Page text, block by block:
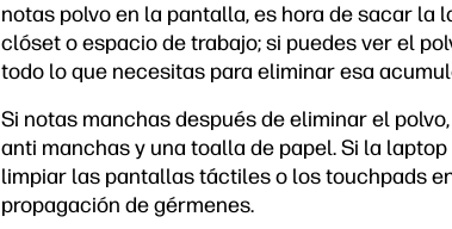
notas polvo en la pantalla, es hora de sacar la
clóset o espacio de trabajo; si puedes ver el
todo lo que necesitas para eliminar esa
Si notas manchas después de eliminar el
anti manchas y una toalla de papel. Si la
limpiar las pantallas táctiles o los touchpads
propagación de gérmenes.